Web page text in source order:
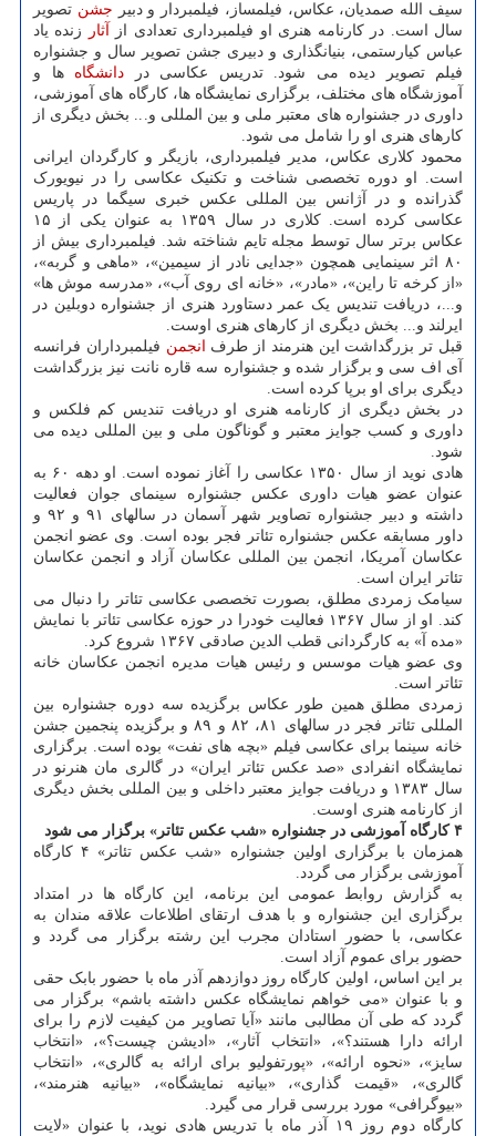
سیف الله صمدیان، عکاس، فیلمساز، فیلمبردار و دبیر جشن تصویر
سال است. در کارنامه هنری او فیلمبرداری تعدادی از
آثار
زنده یاد
عباس کیارستمی، بنیانگذاری و دبیری جشن تصویر سال و جشنواره
فیلم تصویر دیده می شود. تدریس عکاسی در دانشگاه ها و
آموزشگاه های مختلف، برگزاری نمایشگاه ها، کارگاه های آموزشی،
داوری در جشنواره های معتبر ملی و بین المللی و... بخش دیگری از
کارهای هنری او را شامل می شود.
محمود کلاری عکاس، مدیر فیلمبرداری، بازیگر و کارگردان ایرانی
است. او دوره تخصصی شناخت و تکنیک عکاسی را در نیویورک
گذرانده و در آژانس بین المللی عکس خبری سیگما در پاریس
عکاسی کرده است. کلاری در سال ۱۳۵۹ به عنوان یکی از ۱۵
عکاس برتر سال توسط مجله تایم شناخته شد. فیلمبرداری بیش از
۸۰ اثر سینمایی همچون «جدایی نادر از سیمین»، «ماهی و گربه»،
«از کرخه تا راین»، «مادر»، «خانه ای روی آب»، «مدرسه موش ها»
و...، دریافت تندیس یک عمر دستاورد هنری از جشنواره دوبلین در
ایرلند و... بخش دیگری از کارهای هنری اوست.
قبل تر بزرگداشت این هنرمند از طرف
انجمن فیلمبرداران فرانسه
آی اف سی و برگزار شده و جشنواره سه قاره نانت نیز بزرگداشت
دیگری برای او برپا کرده است.
در بخش دیگری از کارنامه هنری او دریافت تندیس کم فلکس و
داوری و کسب جوایز معتبر و گوناگون ملی و بین المللی دیده می
شود.
هادی نوید از سال ۱۳۵۰ عکاسی را آغاز نموده است. او دهه ۶۰ به
عنوان عضو هیات داوری عکس جشنواره سینمای جوان فعالیت
داشته و دبیر جشنواره تصاویر شهر آسمان در سالهای ۹۱ و ۹۲ و
داور مسابقه عکس جشنواره تئاتر فجر بوده است. وی عضو انجمن
عکاسان آمریکا، انجمن بین المللی عکاسان آزاد و انجمن عکاسان
تئاتر ایران است.
سیامک زمردی مطلق، بصورت تخصصی عکاسی تئاتر را دنبال می
کند. او از سال ۱۳۶۷ فعالیت خودرا در حوزه عکاسی تئاتر با نمایش
«مده آ» به کارگردانی قطب الدین صادقی ۱۳۶۷ شروع کرد.
وی عضو هیات موسس و رئیس هیات مدیره انجمن عکاسان خانه
تئاتر است.
زمردی مطلق همین طور عکاس برگزیده سه دوره جشنواره بین
المللی تئاتر فجر در سالهای ۸۱، ۸۲ و ۸۹ و برگزیده پنجمین جشن
خانه سینما برای عکاسی فیلم «بچه های نفت» بوده است. برگزاری
نمایشگاه انفرادی «صد عکس تئاتر ایران» در گالری مان هنرنو در
سال ۱۳۸۳ و دریافت جوایز معتبر داخلی و بین المللی بخش دیگری
از کارنامه هنری اوست.
۴ کارگاه آموزشی در جشنواره «شب عکس تئاتر» برگزار می شود
همزمان با برگزاری اولین جشنواره «شب عکس تئاتر» ۴ کارگاه
آموزشی برگزار می گردد.
به گزارش روابط عمومی این برنامه، این کارگاه ها در امتداد
برگزاری این جشنواره و با هدف ارتقای اطلاعات علاقه مندان به
عکاسی، با حضور استادان مجرب این رشته برگزار می گردد و
حضور برای عموم آزاد است.
بر این اساس، اولین کارگاه روز دوازدهم آذر ماه با حضور بابک حقی
و با عنوان «می خواهم نمایشگاه عکس داشته باشم» برگزار می
گردد که طی آن مطالبی مانند «آیا تصاویر من کیفیت لازم را برای
ارائه دارا هستند؟»، «انتخاب آثار»، «ادیشن چیست؟»، «انتخاب
سایز»، «نحوه ارائه»، «پورتفولیو برای ارائه به گالری»، «انتخاب
گالری»، «قیمت گذاری»، «بیانیه نمایشگاه»، «بیانیه هنرمند»،
«بیوگرافی» مورد بررسی قرار می گیرد.
کارگاه دوم روز ۱۹ آذر ماه با تدریس هادی نوید، با عنوان «لایت